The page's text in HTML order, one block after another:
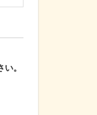
。